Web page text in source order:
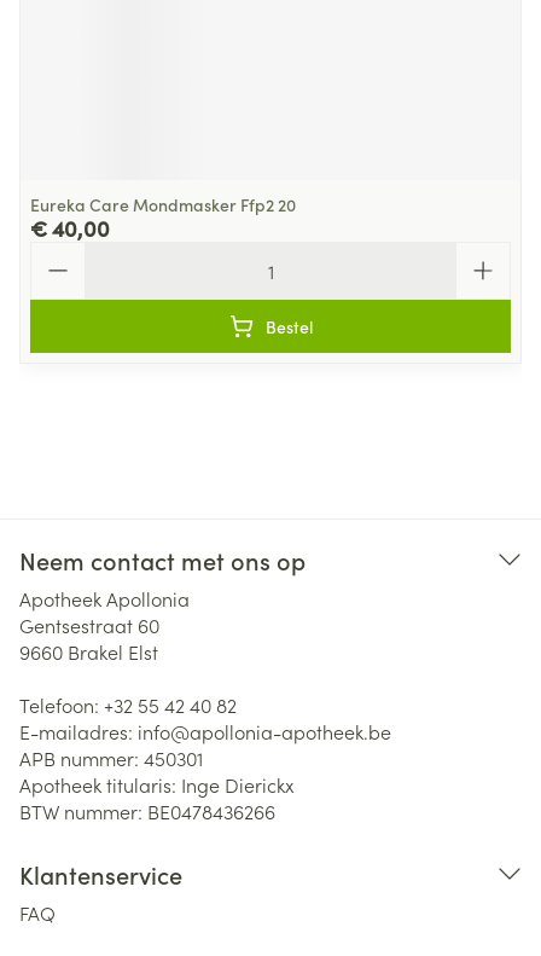
Eureka Care Mondmasker Ffp2 20
€ 40,00
Bestel
Neem contact met ons op
Apotheek Apollonia
Gentsestraat 60
9660 Brakel Elst
Telefoon: +32 55 42 40 82
E-mailadres: info@apollonia-apotheek.be
APB nummer: 450301
Apotheek titularis: Inge Dierickx
BTW nummer: BE0478436266
Klantenservice
FAQ